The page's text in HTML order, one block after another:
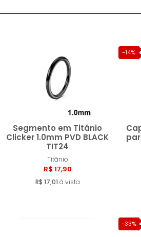
Segmento em Titânio
Clicker 1.0mm PVD BLACK
TIT24
Titânio
R$ 17,90
R$ 17,01 à vista
Comprar
-14%
-33%